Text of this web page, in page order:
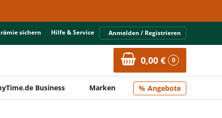
sichern Hilfe & Service Anmelden / Registrieren
0,00 € 0
Business Marken Angebote